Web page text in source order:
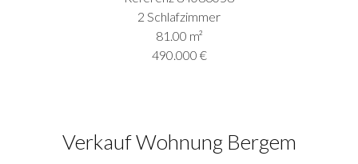
2 Schlafzimmer
81.00 m²
490.000 €
Verkauf Wohnung Bergem